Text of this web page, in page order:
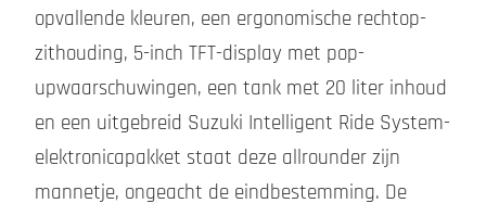
opvallende kleuren, een ergonomische rechtop-
zithouding, 5-inch TFT-display met pop-
upwaarschuwingen, een tank met 20 liter inhoud
en een uitgebreid Suzuki Intelligent Ride System-
elektronicapakket staat deze allrounder zijn
mannetje, ongeacht de eindbestemming. De